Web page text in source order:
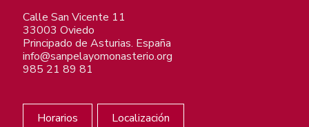
Calle San Vicente 11
33003 Oviedo
Principado de Asturias. España
info@sanpelayomonasterio.org
985 21 89 81
Horarios Localización